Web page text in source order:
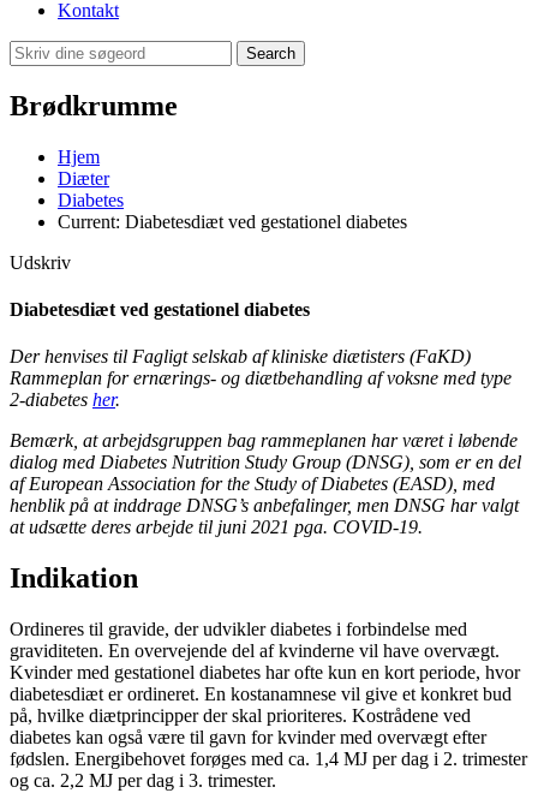
Kontakt
Search
Brødkrumme
Hjem
Diæter
Diabetes
Current: Diabetesdiæt ved gestationel diabetes
Udskriv
Diabetesdiæt ved gestationel diabetes
Der henvises til Fagligt selskab af kliniske diætisters (FaKD)
Rammeplan for ernærings- og diætbehandling af voksne med type
2-diabetes her.
Bemærk, at arbejdsgruppen bag rammeplanen har været i løbende
dialog med Diabetes Nutrition Study Group (DNSG), som er en del
af European Association for the Study of Diabetes (EASD), med
henblik på at inddrage DNSG’s anbefalinger, men DNSG har valgt
at udsætte deres arbejde til juni 2021 pga. COVID-19.
Indikation
Ordineres til gravide, der udvikler diabetes i forbindelse med
graviditeten. En overvejende del af kvinderne vil have overvægt.
Kvinder med gestationel diabetes har ofte kun en kort periode, hvor
diabetesdiæt er ordineret. En kostanamnese vil give et konkret bud
på, hvilke diætprincipper der skal prioriteres. Kostrådene ved
diabetes kan også være til gavn for kvinder med overvægt efter
fødslen. Energibehovet forøges med ca. 1,4 MJ per dag i 2. trimester
og ca. 2,2 MJ per dag i 3. trimester.